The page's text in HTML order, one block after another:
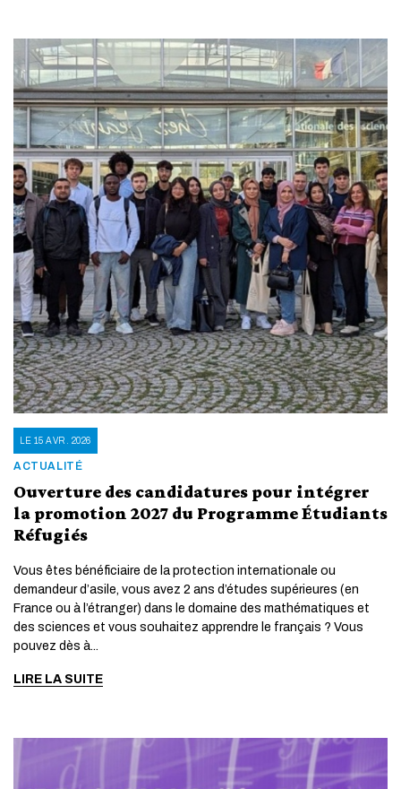
ACTUALITÉ
LE 15 AVR. 2026
Ouverture des candidatures pour intégrer
la promotion 2027 du Programme Étudiants
Réfugiés
Vous êtes bénéficiaire de la protection internationale ou
demandeur d’asile, vous avez 2 ans d’études supérieures (en
France ou à l’étranger) dans le domaine des mathématiques et
des sciences et vous souhaitez apprendre le français ? Vous
pouvez dès à...
LIRE LA SUITE